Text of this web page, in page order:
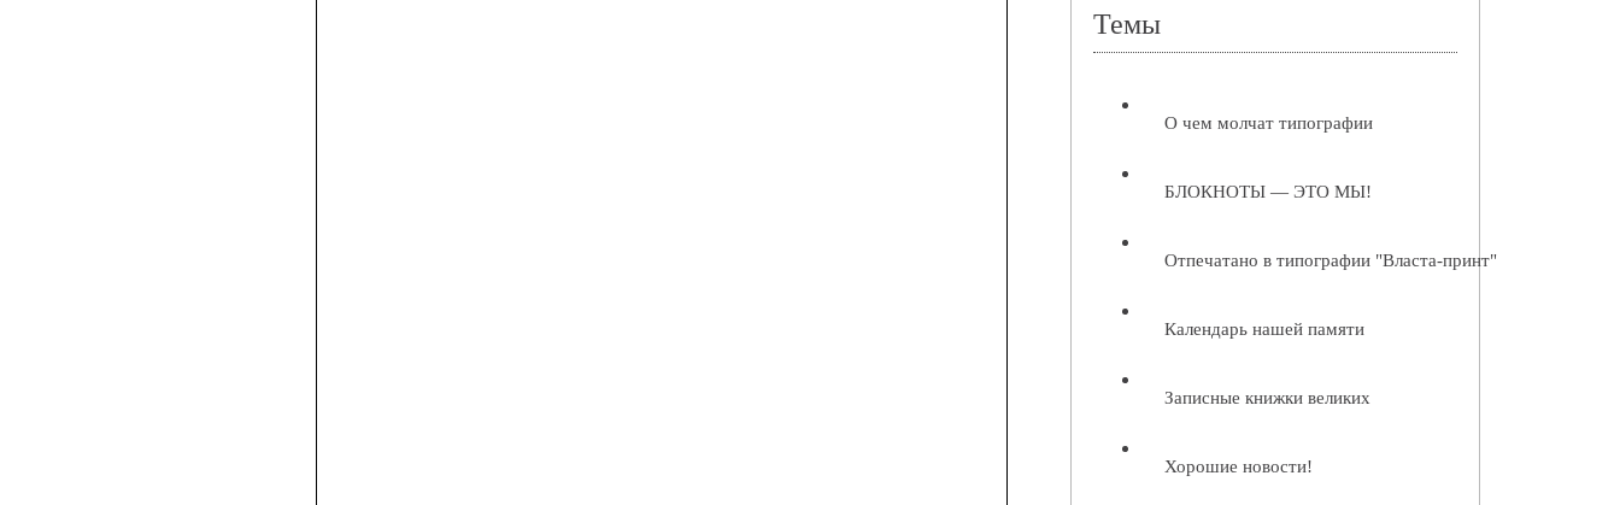
Темы
О чем молчат типографии
БЛОКНОТЫ — ЭТО МЫ!
Отпечатано в типографии "Власта-принт"
Календарь нашей памяти
Записные книжки великих
Хорошие новости!